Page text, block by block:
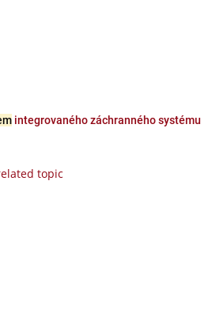
integrovaného záchranného systému
topic